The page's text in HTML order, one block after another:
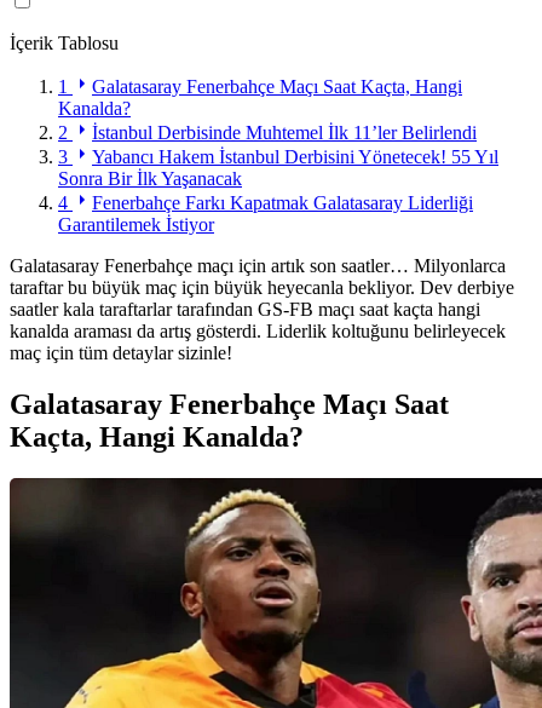
İçerik Tablosu
1
Galatasaray Fenerbahçe Maçı Saat Kaçta, Hangi
Kanalda?
2
İstanbul Derbisinde Muhtemel İlk 11’ler Belirlendi
3
Yabancı Hakem İstanbul Derbisini Yönetecek! 55 Yıl
Sonra Bir İlk Yaşanacak
4
Fenerbahçe Farkı Kapatmak Galatasaray Liderliği
Garantilemek İstiyor
Galatasaray Fenerbahçe maçı için artık son saatler… Milyonlarca
taraftar bu büyük maç için büyük heyecanla bekliyor. Dev derbiye
saatler kala taraftarlar tarafından GS-FB maçı saat kaçta hangi
kanalda araması da artış gösterdi. Liderlik koltuğunu belirleyecek
maç için tüm detaylar sizinle!
Galatasaray Fenerbahçe Maçı Saat
Kaçta, Hangi Kanalda?